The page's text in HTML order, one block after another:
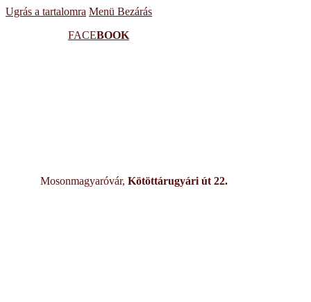
Ugrás a tartalomra Menü Bezárás
FACEBOOK
Mosonmagyaróvár, Kötöttárugyári út 22.